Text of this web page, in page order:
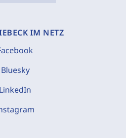
IM NETZ
Bluesky
LinkedIn